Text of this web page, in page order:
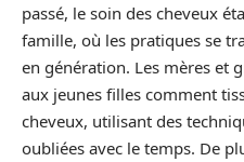
passé, le soin des cheveux
famille, où les pratiques se
en génération. Les mères et
aux jeunes filles comment
cheveux, utilisant des
oubliées avec le temps. De